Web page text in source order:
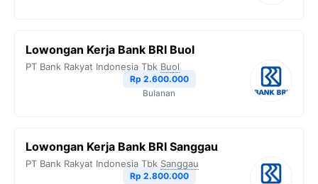
Lowongan Kerja Bank BRI Buol
PT Bank Rakyat Indonesia Tbk Buol
Rp 2.600.000
Bulanan
Lowongan Kerja Bank BRI Sanggau
PT Bank Rakyat Indonesia Tbk Sanggau
Rp 2.800.000